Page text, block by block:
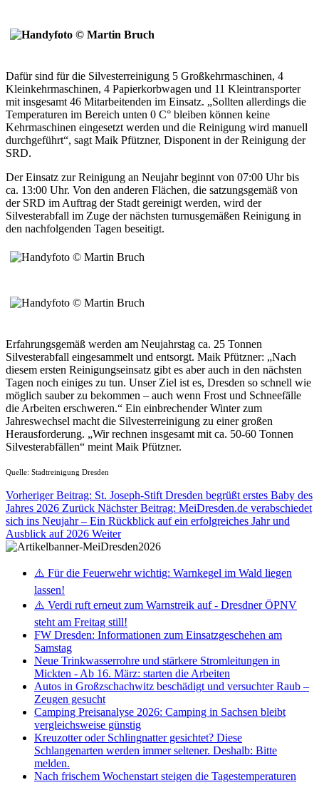
Dafür sind für die Silvesterreinigung 5 Großkehrmaschinen, 4
Kleinkehrmaschinen, 4 Papierkorbwagen und 11 Kleintransporter
mit insgesamt 46 Mitarbeitenden im Einsatz. „Sollten allerdings die
Temperaturen im Bereich unten 0 C° bleiben können keine
Kehrmaschinen eingesetzt werden und die Reinigung wird manuell
durchgeführt“, sagt Maik Pfützner, Disponent in der Reinigung der
SRD.
Der Einsatz zur Reinigung an Neujahr beginnt von 07:00 Uhr bis
ca. 13:00 Uhr. Von den anderen Flächen, die satzungsgemäß von
der SRD im Auftrag der Stadt gereinigt werden, wird der
Silvesterabfall im Zuge der nächsten turnusgemäßen Reinigung in
den nachfolgenden Tagen beseitigt.
Erfahrungsgemäß werden am Neujahrstag ca. 25 Tonnen
Silvesterabfall eingesammelt und entsorgt. Maik Pfützner: „Nach
diesem ersten Reinigungseinsatz gibt es aber auch in den nächsten
Tagen noch einiges zu tun. Unser Ziel ist es, Dresden so schnell wie
möglich sauber zu bekommen – auch wenn Frost und Schneefälle
die Arbeiten erschweren.“ Ein einbrechender Winter zum
Jahreswechsel macht die Silvesterreinigung zu einer großen
Herausforderung. „Wir rechnen insgesamt mit ca. 50-60 Tonnen
Silvesterabfällen“ meint Maik Pfützner.
Quelle: Stadtreinigung Dresden
Vorheriger Beitrag: St. Joseph-Stift Dresden begrüßt erstes Baby des
Jahres 2026 Zurück Nächster Beitrag: MeiDresden.de verabschiedet
sich ins Neujahr – Ein Rückblick auf ein erfolgreiches Jahr und
Ausblick auf 2026 Weiter
⚠️ Für die Feuerwehr wichtig: Warnkegel im Wald liegen
lassen!
⚠️ Verdi ruft erneut zum Warnstreik auf - Dresdner ÖPNV
steht am Freitag still!
FW Dresden: Informationen zum Einsatzgeschehen am
Samstag
Neue Trinkwasserrohre und stärkere Stromleitungen in
Mickten - Ab 16. März: starten die Arbeiten
Autos in Großzschachwitz beschädigt und versuchter Raub –
Zeugen gesucht
Camping Preisanalyse 2026: Camping in Sachsen bleibt
vergleichsweise günstig
Kreuzotter oder Schlingnatter gesichtet? Diese
Schlangenarten werden immer seltener. Deshalb: Bitte
melden.
Nach frischem Wochenstart steigen die Tagestemperaturen